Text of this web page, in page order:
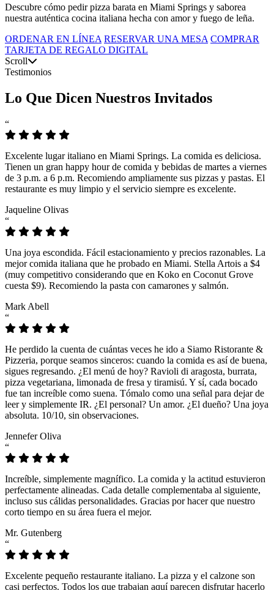
Descubre cómo pedir pizza barata en Miami Springs y saborea
nuestra auténtica cocina italiana hecha con amor y fuego de leña.
ORDENAR EN LÍNEA RESERVAR UNA MESA COMPRAR
TARJETA DE REGALO DIGITAL
Scroll
Testimonios
Lo Que Dicen Nuestros Invitados
“
Excelente lugar italiano en Miami Springs. La comida es deliciosa.
Tienen un gran happy hour de comida y bebidas de martes a viernes
de 3 p.m. a 6 p.m. Recomiendo ampliamente sus pizzas y pastas. El
restaurante es muy limpio y el servicio siempre es excelente.
Jaqueline Olivas
“
Una joya escondida. Fácil estacionamiento y precios razonables. La
mejor comida italiana que he probado en Miami. Stella Artois a $4
(muy competitivo considerando que en Koko en Coconut Grove
cuesta $9). Recomiendo la pasta con camarones y salmón.
Mark Abell
“
He perdido la cuenta de cuántas veces he ido a Siamo Ristorante &
Pizzeria, porque seamos sinceros: cuando la comida es así de buena,
sigues regresando. ¿El menú de hoy? Ravioli di aragosta, burrata,
pizza vegetariana, limonada de fresa y tiramisú. Y sí, cada bocado
fue tan increíble como suena. Tómalo como una señal para dejar de
leer y simplemente IR. ¿El personal? Un amor. ¿El dueño? Una joya
absoluta. 10/10, sin observaciones.
Jennefer Oliva
“
Increíble, simplemente magnífico. La comida y la actitud estuvieron
perfectamente alineadas. Cada detalle complementaba al siguiente,
incluso sus cálidas personalidades. Gracias por hacer que nuestro
corto tiempo en su área fuera el mejor.
Mr. Gutenberg
“
Excelente pequeño restaurante italiano. La pizza y el calzone son
casi perfectos. Todos los que trabajan aquí parecen disfrutar hacerlo